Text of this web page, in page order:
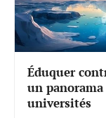
Éduquer
un
universités